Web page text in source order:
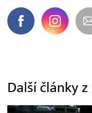
Další články